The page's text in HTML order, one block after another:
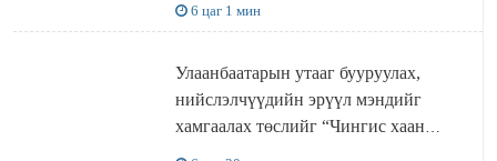
6 цаг 1 мин
Улаанбаатарын утааг бууруулах,
нийслэлчүүдийн эрүүл мэндийг
хамгаалах төслийг “Чингис хаан